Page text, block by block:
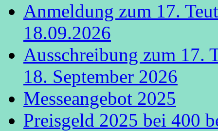
Anmeldung zum 17.
18.09.2026
Ausschreibung zum 17.
18. September 2026
Messeangebot 2025
Preisgeld 2025 bei 400